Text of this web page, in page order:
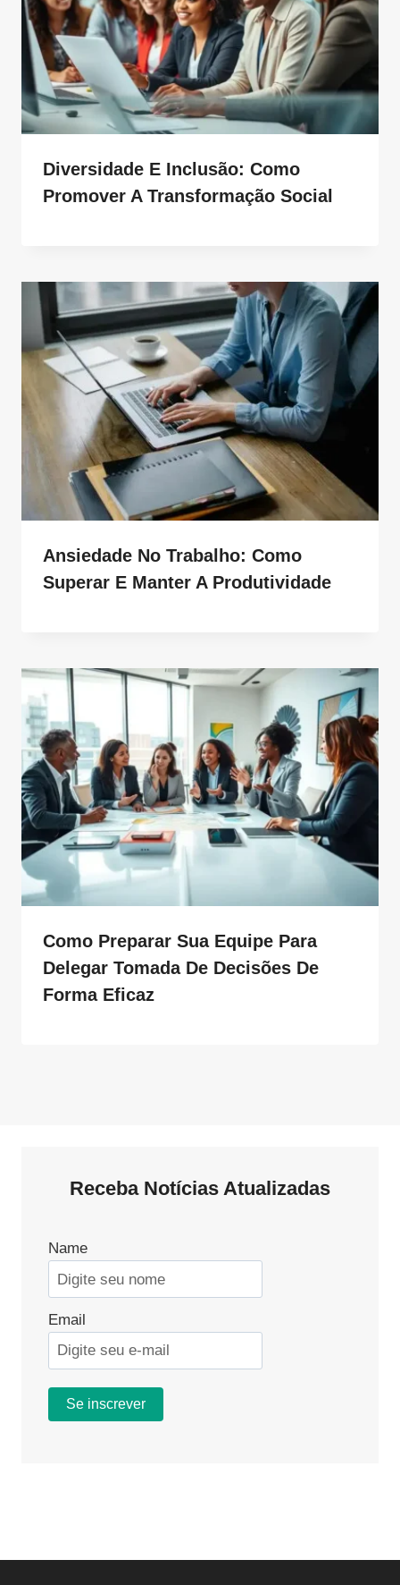
Diversidade E Inclusão: Como
Promover A Transformação Social
Ansiedade No Trabalho: Como
Superar E Manter A Produtividade
Como Preparar Sua Equipe Para
Delegar Tomada De Decisões De
Forma Eficaz
Receba Notícias Atualizadas
Name
Email